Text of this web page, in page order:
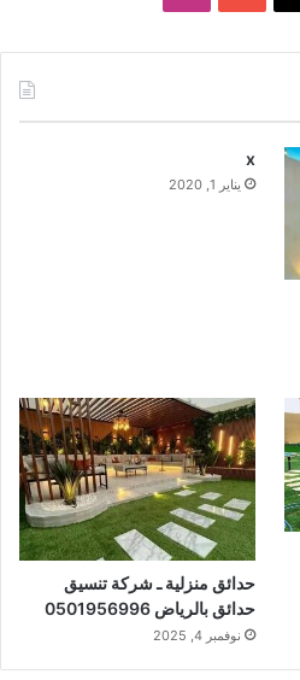
x
يناير 1, 2020
حدائق منزلية ـ شركة تنسيق
حدائق بالرياض 0501956996
نوفمبر 4, 2025